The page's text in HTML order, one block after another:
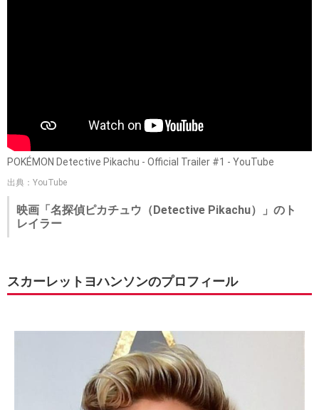
POKÉMON Detective Pikachu - Official Trailer #1 - YouTube
出典：YouTube
映画「名探偵ピカチュウ（Detective Pikachu）」のト
レイラー
スカーレットヨハンソンのプロフィール